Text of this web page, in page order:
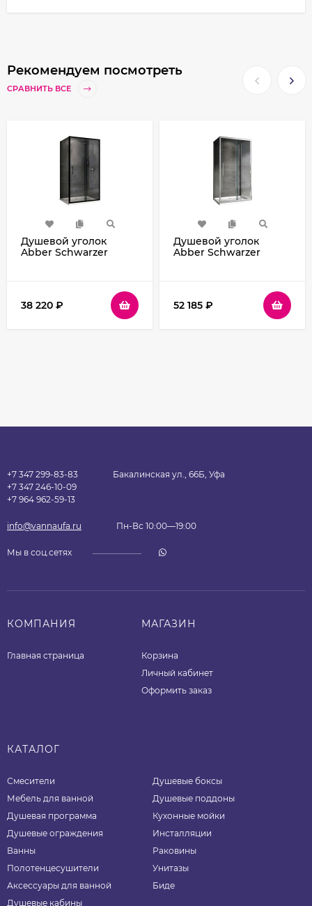
Рекомендуем посмотреть
СРАВНИТЬ ВСЕ
Душевой уголок
Abber Schwarzer
стекло прозрачное
38 220 ₽
Душевой уголок
Abber Schwarzer
52 185 ₽
+7 347 299-83-83
+7 347 246-10-09
+7 964 962-59-13
Бакалинская ул., 66Б, Уфа
info@vannaufa.ru Пн-Вс 10:00—19:00
Мы в соц.сетях
КОМПАНИЯ
Главная страница
МАГАЗИН
Корзина
Личный кабинет
Оформить заказ
КАТАЛОГ
Смесители
Мебель для ванной
Душевая программа
Душевые ограждения
Ванны
Полотенцесушители
Аксессуары для ванной
Душевые кабины
Душевые боксы
Душевые поддоны
Кухонные мойки
Инсталляции
Раковины
Унитазы
Биде